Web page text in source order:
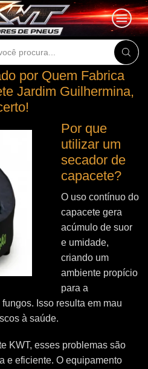
Search
por Quem Fabrica
Jardim Guilhermina,
Por que
utilizar um
secador de
capacete?
O uso contínuo do
capacete gera
acúmulo de suor
e umidade,
criando um
ambiente propício
para a
Isso resulta em mau
à saúde.
KWT, esses problemas são
e eficiente. O equipamento